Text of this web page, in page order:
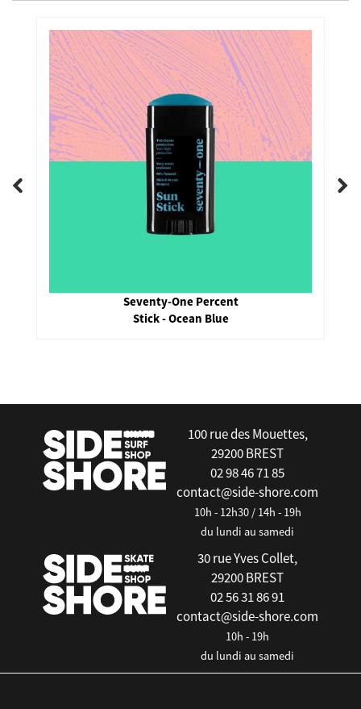
Sun Bum
Signature SPF 50 Tinted Sunscreen Face Stick
100 rue des Mouettes,
29200 BREST
02 98 46 71 85
contact@side-shore.com
10h - 12h30 / 14h - 19h
du lundi au samedi
30 rue Yves Collet,
29200 BREST
02 56 31 86 91
contact@side-shore.com
10h - 19h
du lundi au samedi